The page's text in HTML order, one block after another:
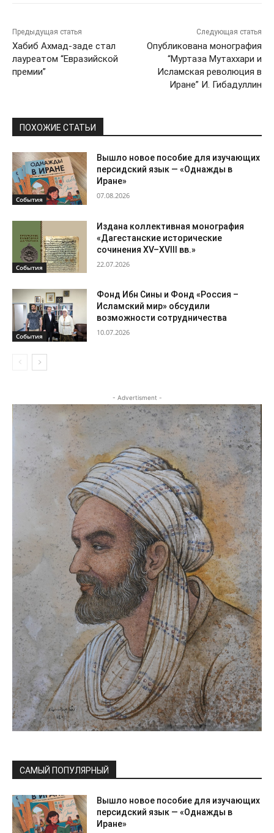
Предыдущая статья
Хабиб Ахмад-заде стал
лауреатом “Евразийской
премии”
Следующая статья
Опубликована монография
“Муртаза Мутаххари и
Исламская революция в
Иране” И. Гибадуллин
ПОХОЖИЕ СТАТЬИ
События
Вышло новое пособие для изучающих
персидский язык — «Однажды в
Иране»
07.08.2026
События
Издана коллективная монография
«Дагестанские исторические
сочинения XV–XVIII вв.»
22.07.2026
События
Фонд Ибн Сины и Фонд «Россия –
Исламский мир» обсудили
возможности сотрудничества
10.07.2026
- Advertisment -
САМЫЙ ПОПУЛЯРНЫЙ
Вышло новое пособие для изучающих
персидский язык — «Однажды в
Иране»